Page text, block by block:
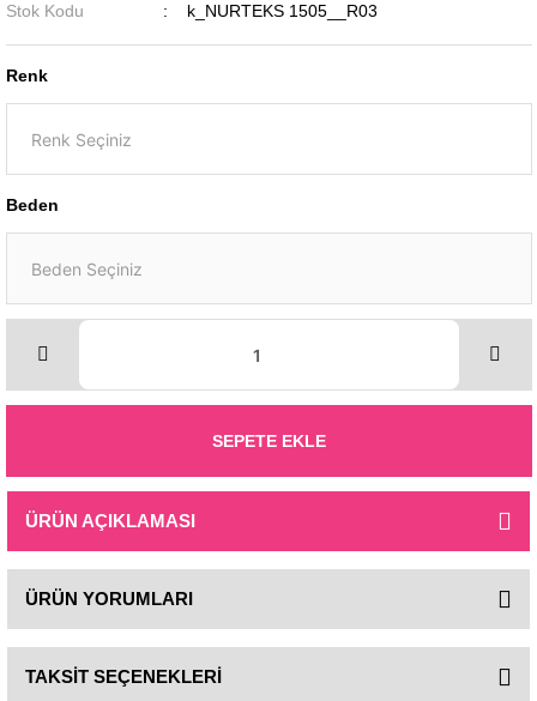
Stok Kodu
k_NURTEKS 1505__R03
Renk
Beden
SEPETE EKLE
ÜRÜN AÇIKLAMASI
ÜRÜN YORUMLARI
TAKSİT SEÇENEKLERİ